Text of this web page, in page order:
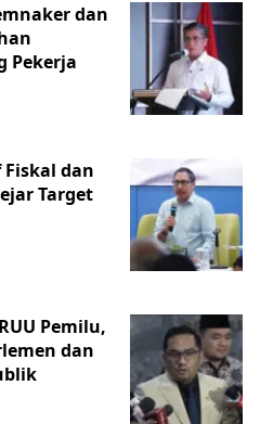
dan
Pekerja
dan
Target
Pemilu,
dan